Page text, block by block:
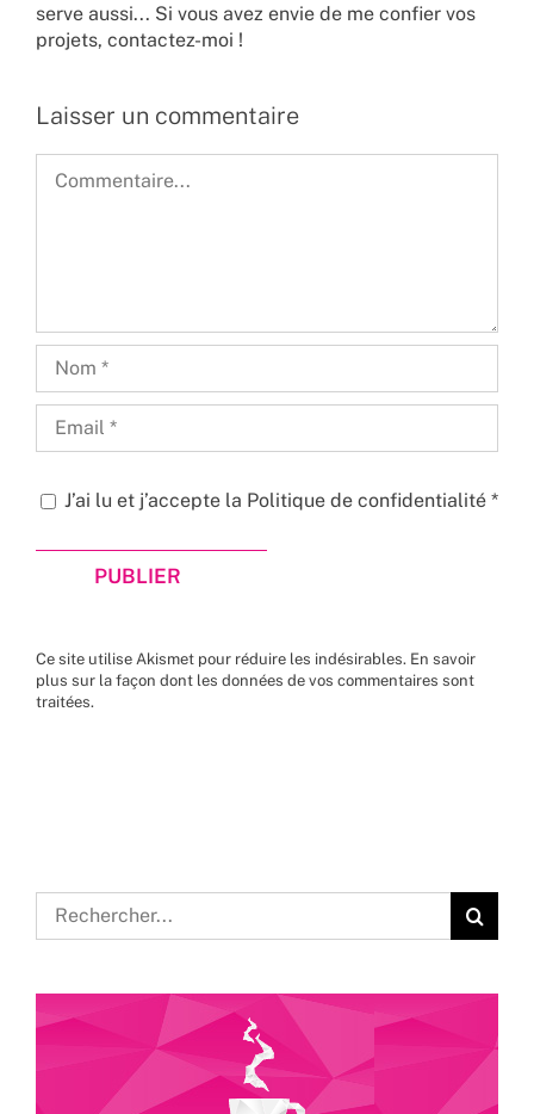
serve aussi... Si vous avez envie de me confier vos
projets, contactez-moi !
Laisser un commentaire
J’ai lu et j’accepte la Politique de confidentialité *
Ce site utilise Akismet pour réduire les indésirables. En savoir
plus sur la façon dont les données de vos commentaires sont
traitées.
Rechercher: